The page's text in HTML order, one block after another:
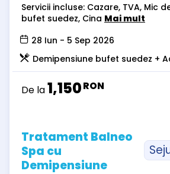
Servicii incluse: Cazare, TVA, Mic
bufet suedez, Cina Mai mult
28 Iun - 5 Sep 2026
Demipensiune bufet suedez +
De la1,150RON
Tratament Balneo
Spa cu
Demipensiune